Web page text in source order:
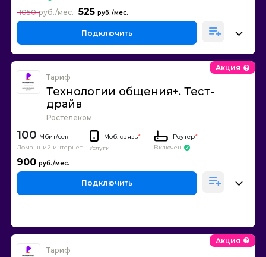
525
1050
Подключить
Тариф
Технологии общения+. Тест-
драйв
Ростелеком
Акция
100
Домашний интернет
Моб. связь*
Услуги
Роутер*
Включен
900
Подключить
Тариф
Акция